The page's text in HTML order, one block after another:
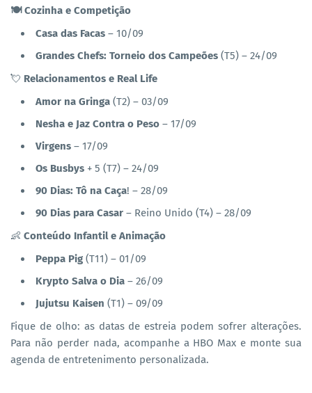
🍽️ Cozinha e Competição
Casa das Facas – 10/09
Grandes Chefs: Torneio dos Campeões (T5) – 24/09
💘 Relacionamentos e Real Life
Amor na Gringa (T2) – 03/09
Nesha e Jaz Contra o Peso – 17/09
Virgens – 17/09
Os Busbys + 5 (T7) – 24/09
90 Dias: Tô na Caça! – 28/09
90 Dias para Casar – Reino Unido (T4) – 28/09
👶 Conteúdo Infantil e Animação
Peppa Pig (T11) – 01/09
Krypto Salva o Dia – 26/09
Jujutsu Kaisen (T1) – 09/09
Fique de olho: as datas de estreia podem sofrer alterações.
Para não perder nada, acompanhe a HBO Max e monte sua
agenda de entretenimento personalizada.